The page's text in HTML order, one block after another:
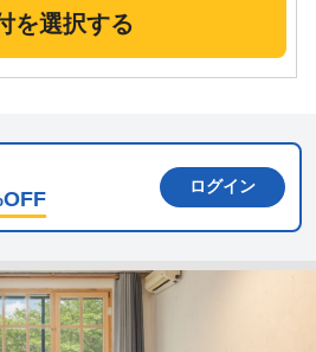
を選択する
ログイン